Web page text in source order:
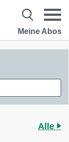
Meine Abos
Alle